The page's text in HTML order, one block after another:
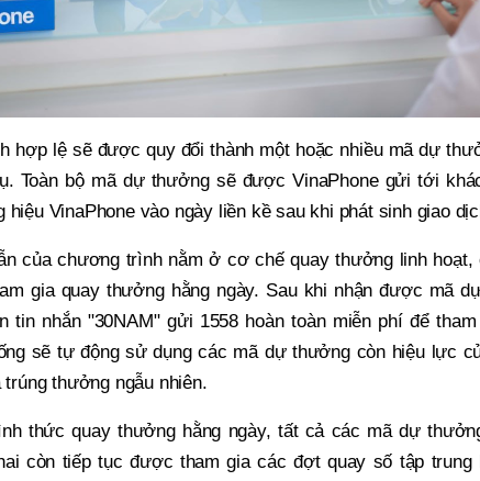
hợp lệ sẽ được quy đổi thành một hoặc nhiều mã dự
Toàn bộ mã dự thưởng sẽ được VinaPhone gửi tới
hiệu VinaPhone vào ngày liền kề sau khi phát sinh giao
của chương trình nằm ở cơ chế quay thưởng linh hoạt,
gia quay thưởng hằng ngày. Sau khi nhận được mã
tin nhắn "30NAM" gửi 1558 hoàn toàn miễn phí để
sẽ tự động sử dụng các mã dự thưởng còn hiệu lực
trúng thưởng ngẫu nhiên.
thức quay thưởng hằng ngày, tất cả các mã dự
còn tiếp tục được tham gia các đợt quay số tập trung